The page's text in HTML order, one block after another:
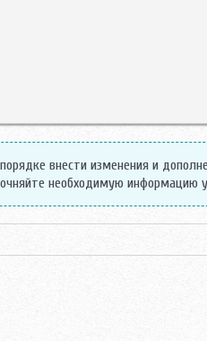
внести изменения и
необходимую информацию